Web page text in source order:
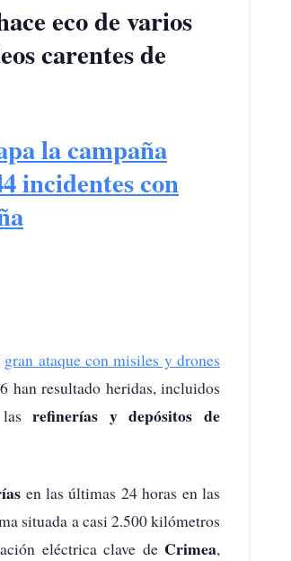
eco de varios
carentes de
la campaña
incidentes con
gran ataque con misiles y drones
han resultado heridas, incluidos
lasrefinerías y depósitos de
en las últimas 24 horas en las
situada a casi 2.500 kilómetros
eléctrica clave de Crimea,